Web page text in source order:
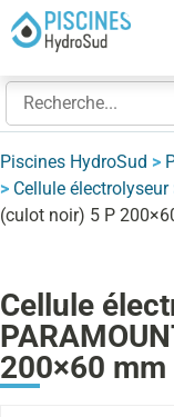
Piscines HydroSud >
> Cellule électrolyseur
(culot noir) 5 P
Cellule
200×60 mm